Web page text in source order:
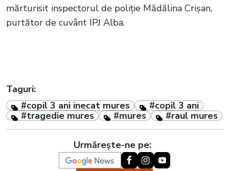
mărturisit inspectorul de poliție Mădălina Crișan,
purtător de cuvânt IPJ Alba.
Taguri:
#copil 3 ani inecat mures
#copil 3 ani
#tragedie mures
#mures #raul mures
Urmărește-ne pe: